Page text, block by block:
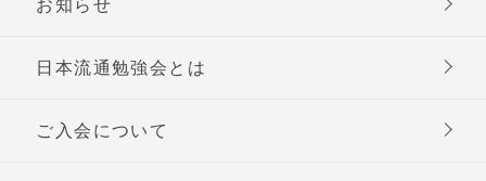
お知らせ
日本流通勉強会とは
ご入会について